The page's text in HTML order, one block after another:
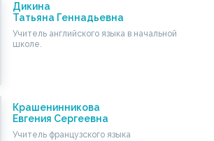
Дикина
Татьяна Геннадьевна
Учитель английского языка в начальной
школе.
Крашенинникова
Евгения Сергеевна
Учитель французского языка